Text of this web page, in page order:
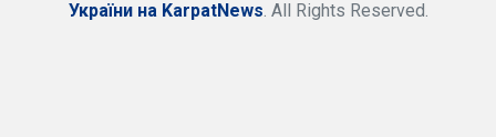
України на KarpatNews. All Rights Reserved.